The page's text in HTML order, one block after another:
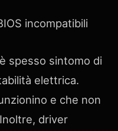
incompatibili
spesso sintomo di
elettrica.
e che non
driver